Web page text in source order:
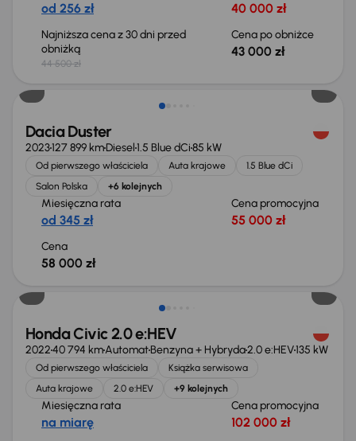
od 256 zł 40 000 zł
Najniższa cena z 30 dni przed
obniżką
44 500 zł
Cena po obniżce
43 000 zł
Możliwość odliczenia VAT
Dacia Duster
2023127 899 kmDiesel1.5 Blue dCi85 kW
Od pierwszego właściciela Auta krajowe
1.5 Blue dCi
Salon Polska
+6 kolejnych
Miesięczna rata
od 345 zł
Cena promocyjna
55 000 zł
Cena
58 000 zł
Taniej o 2 000 zł
Honda Civic 2.0 e:HEV
202240 794 kmAutomatBenzyna + Hybryda2.0 e:HEV135 kW
Od pierwszego właściciela
Książka serwisowa
Auta krajowe
2.0 e:HEV +9 kolejnych
Miesięczna rata
na miarę
Cena promocyjna
102 000 zł